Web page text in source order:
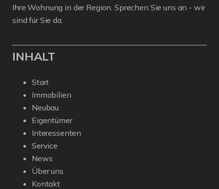
Ihre Wohnung in der Region. Sprechen Sie uns an - wir
sind für Sie da.
INHALT
Start
Immobilien
Neubau
Eigentümer
Interessenten
Service
News
Über uns
Kontakt